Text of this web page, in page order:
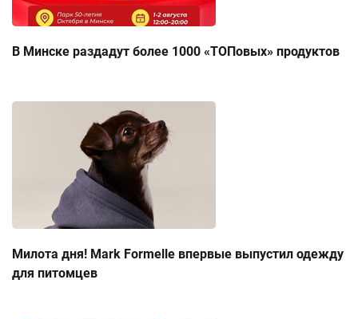
В Минске раздадут более 1000 «ТОПовых» продуктов
Милота дня! Mark Formelle впервые выпустил одежду
для питомцев